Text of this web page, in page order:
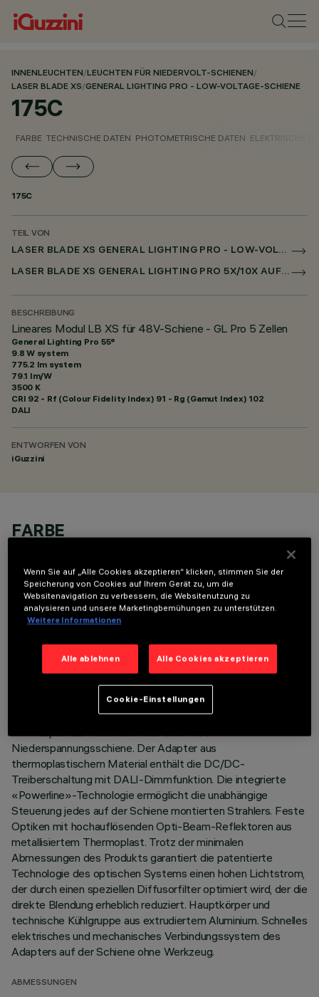
INNENLEUCHTEN/LEUCHTEN FÜR NIEDERVOLT-SCHIENEN/
LASER BLADE XS/GENERAL LIGHTING PRO - LOW-VOLTAGE-SCHIENE
175C
FARBE TECHNISCHE DATEN PHOTOMETRISCHE DATEN ELEKTRISCHE
175C
TEIL VON
LASER BLADE XS GENERAL LIGHTING PRO - LOW-VOLTAGE-SCHIENE
LASER BLADE XS GENERAL LIGHTING PRO 5X/10X AUF NIEDERSPANNUNGSSCHIENE DALI POWERLINE
BESCHREIBUNG
Lineares Modul LB XS für 48V-Schiene - GL Pro 5 Zellen
General Lighting Pro 55°
9.8 W system
775.2 lm system
79.1 lm/W
3500 K
CRI 92 - Rf (Colour Fidelity Index) 91 - Rg (Gamut Index) 102
DALI
ENTWORFEN VON
iGuzzini
FARBE
LETZTES UPDATE: 03.08.2026
Festes lineares Modul mit 5 optischen Elementen, komplett
mit Adapter zur Installation auf einer 48V-
Niederspannungsschiene. Der Adapter aus
thermoplastischem Material enthält die DC/DC-
Treiberschaltung mit DALI-Dimmfunktion. Die integrierte
«Powerline»-Technologie ermöglicht die unabhängige
Steuerung jedes auf der Schiene montierten Strahlers. Feste
Optiken mit hochauflösenden Opti-Beam-Reflektoren aus
metallisiertem Thermoplast. Trotz der minimalen
Abmessungen des Produkts garantiert die patentierte
Technologie des optischen Systems einen hohen Lichtstrom,
der durch einen speziellen Diffusorfilter optimiert wird, der die
direkte Blendung erheblich reduziert. Hauptkörper und
technische Kühlgruppe aus extrudiertem Aluminium. Schnelles
elektrisches und mechanisches Verbindungssystem des
Adapters auf der Schiene ohne Werkzeug.
ABMESSUNGEN
Wenn Sie auf „Alle Cookies akzeptieren“ klicken, stimmen Sie der
Speicherung von Cookies auf Ihrem Gerät zu, um die
Websitenavigation zu verbessern, die Websitenutzung zu
analysieren und unsere Marketingbemühungen zu unterstützen.
Weitere Informationen
Alle ablehnen Alle Cookies akzeptieren
Cookie-Einstellungen